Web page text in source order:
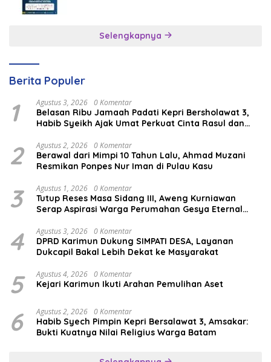
Selengkapnya
Berita Populer
1 Agustus 3, 2026 0 Komentar
Belasan Ribu Jamaah Padati Kepri Bersholawat 3,
Habib Syeikh Ajak Umat Perkuat Cinta Rasul dan
2 Agustus 2, 2026 0 Komentar
Berawal dari Mimpi 10 Tahun Lalu, Ahmad Muzani
Resmikan Ponpes Nur Iman di Pulau Kasu
3 Agustus 1, 2026 0 Komentar
Tutup Reses Masa Sidang III, Aweng Kurniawan
Serap Aspirasi Warga Perumahan Gesya Eternal
4 Agustus 3, 2026 0 Komentar
DPRD Karimun Dukung SIMPATI DESA, Layanan
Dukcapil Bakal Lebih Dekat ke Masyarakat
5 Agustus 4, 2026 0 Komentar
Kejari Karimun Ikuti Arahan Pemulihan Aset
6 Agustus 2, 2026 0 Komentar
Habib Syech Pimpin Kepri Bersalawat 3, Amsakar:
Bukti Kuatnya Nilai Religius Warga Batam